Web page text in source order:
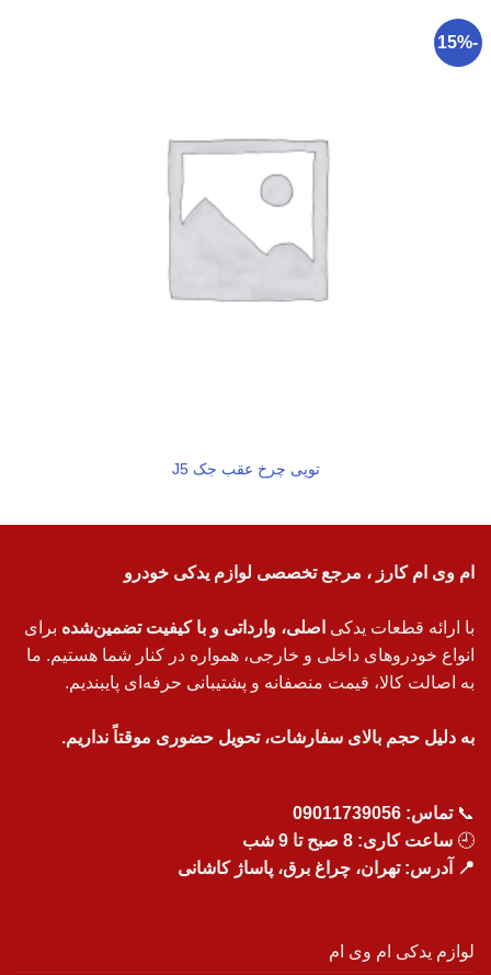
-15%
توپی چرخ عقب جک J5
ام وی ام کارز ، مرجع تخصصی لوازم یدکی خودرو
با ارائه قطعات یدکی اصلی، وارداتی و با کیفیت تضمین‌شده برای
انواع خودروهای داخلی و خارجی، همواره در کنار شما هستیم. ما
به اصالت کالا، قیمت منصفانه و پشتیبانی حرفه‌ای پایبندیم.
به دلیل حجم بالای سفارشات، تحویل حضوری موقتاً نداریم.
📞تماس: 09011739056
🕘 ساعت کاری: 8 صبح تا 9 شب
📍 آدرس: تهران، چراغ برق، پاساژ کاشانی
لوازم یدکی ام وی ام